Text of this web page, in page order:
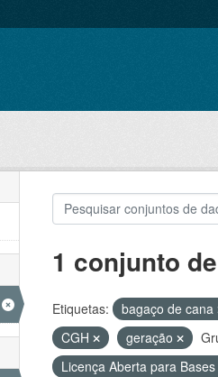
1 conjunto
Etiquetas: bagaço de cana
CGH
geração
Licença Aberta para